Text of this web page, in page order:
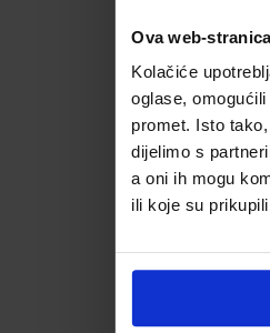
Ova web-
Kolačiće
oglase,
promet. Isto
dijelimo s
a oni ih mogu
ili koje su